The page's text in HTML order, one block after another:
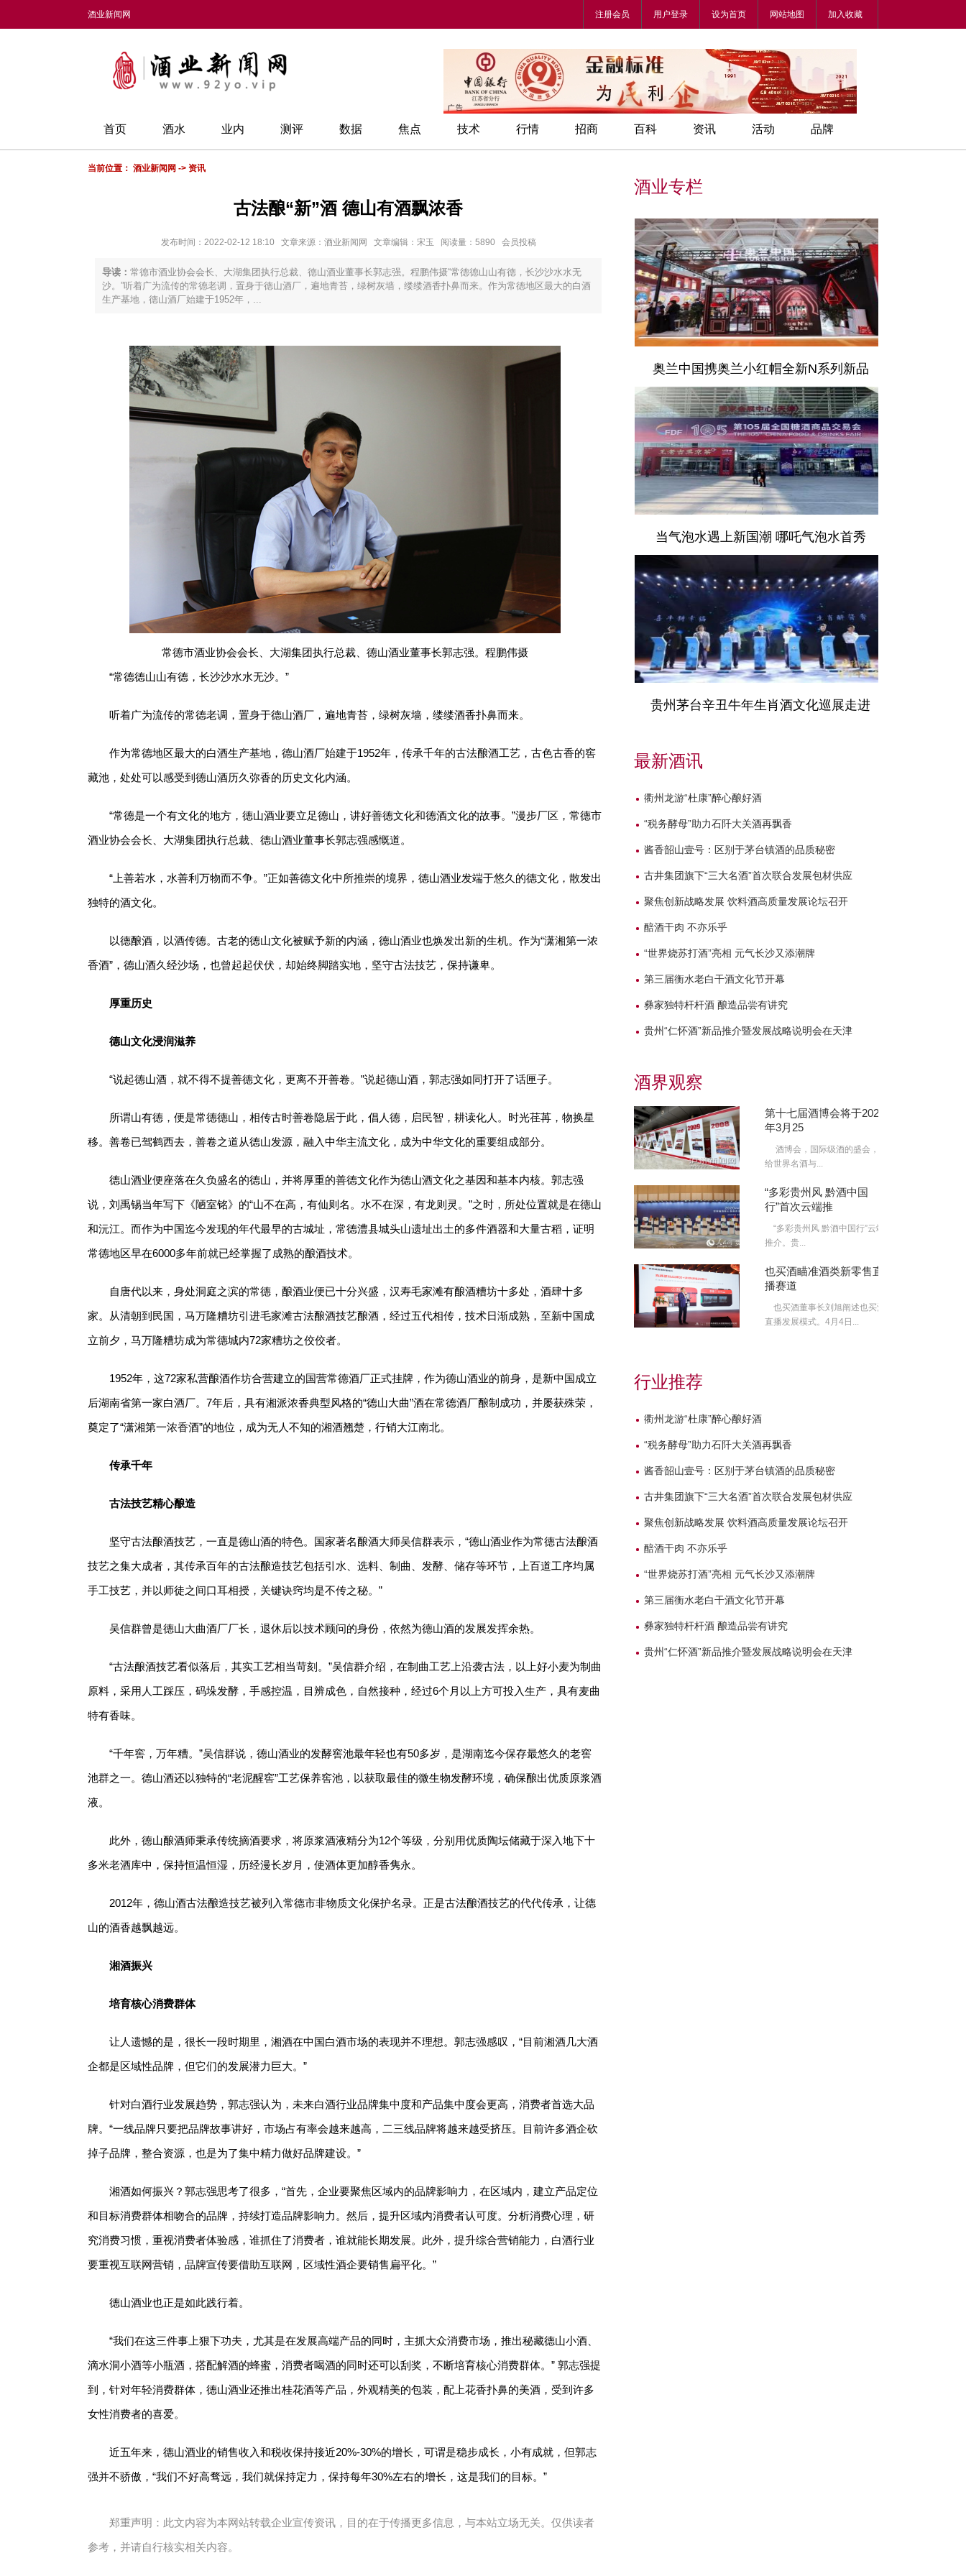
酒业新闻网 注册会员 用户登录 设为首页 网站地图 加入收藏
首页 酒水 业内 测评 数据 焦点 技术 行情 招商 百科 资讯 活动 品牌
当前位置： 酒业新闻网 -> 资讯
古法酿“新”酒 德山有酒飘浓香
发布时间：2022-02-12 18:10 文章来源：酒业新闻网 文章编辑：宋玉 阅读量：5890 会员投稿
导读： 常德市酒业协会会长、大湖集团执行总裁、德山酒业董事长郭志强。程鹏伟摄“常德德山山有德，长沙沙水水无
沙。”听着广为流传的常德老调，置身于德山酒厂，遍地青苔，绿树灰墙，缕缕酒香扑鼻而来。作为常德地区最大的白酒
生产基地，德山酒厂始建于1952年，...
常德市酒业协会会长、大湖集团执行总裁、德山酒业董事长郭志强。程鹏伟摄
“常德德山山有德，长沙沙水水无沙。”
听着广为流传的常德老调，置身于德山酒厂，遍地青苔，绿树灰墙，缕缕酒香扑鼻而来。
作为常德地区最大的白酒生产基地，德山酒厂始建于1952年，传承千年的古法酿酒工艺，古色古香的窖
藏池，处处可以感受到德山酒历久弥香的历史文化内涵。
“常德是一个有文化的地方，德山酒业要立足德山，讲好善德文化和德酒文化的故事。”漫步厂区，常德市
酒业协会会长、大湖集团执行总裁、德山酒业董事长郭志强感慨道。
“上善若水，水善利万物而不争。”正如善德文化中所推崇的境界，德山酒业发端于悠久的德文化，散发出
独特的酒文化。
以德酿酒，以酒传德。古老的德山文化被赋予新的内涵，德山酒业也焕发出新的生机。作为“潇湘第一浓
香酒”，德山酒久经沙场，也曾起起伏伏，却始终脚踏实地，坚守古法技艺，保持谦卑。
厚重历史
德山文化浸润滋养
“说起德山酒，就不得不提善德文化，更离不开善卷。”说起德山酒，郭志强如同打开了话匣子。
所谓山有德，便是常德德山，相传古时善卷隐居于此，倡人德，启民智，耕读化人。时光荏苒，物换星
移。善卷已驾鹤西去，善卷之道从德山发源，融入中华主流文化，成为中华文化的重要组成部分。
德山酒业便座落在久负盛名的德山，并将厚重的善德文化作为德山酒文化之基因和基本内核。郭志强
说，刘禹锡当年写下《陋室铭》的“山不在高，有仙则名。水不在深，有龙则灵。”之时，所处位置就是在德山
和沅江。而作为中国迄今发现的年代最早的古城址，常德澧县城头山遗址出土的多件酒器和大量古稻，证明
常德地区早在6000多年前就已经掌握了成熟的酿酒技术。
自唐代以来，身处洞庭之滨的常德，酿酒业便已十分兴盛，汉寿毛家滩有酿酒糟坊十多处，酒肆十多
家。从清朝到民国，马万隆糟坊引进毛家滩古法酿酒技艺酿酒，经过五代相传，技术日渐成熟，至新中国成
立前夕，马万隆糟坊成为常德城内72家糟坊之佼佼者。
1952年，这72家私营酿酒作坊合营建立的国营常德酒厂正式挂牌，作为德山酒业的前身，是新中国成立
后湖南省第一家白酒厂。7年后，具有湘派浓香典型风格的“德山大曲”酒在常德酒厂酿制成功，并屡获殊荣，
奠定了“潇湘第一浓香酒”的地位，成为无人不知的湘酒翘楚，行销大江南北。
传承千年
古法技艺精心酿造
坚守古法酿酒技艺，一直是德山酒的特色。国家著名酿酒大师吴信群表示，“德山酒业作为常德古法酿酒
技艺之集大成者，其传承百年的古法酿造技艺包括引水、选料、制曲、发酵、储存等环节，上百道工序均属
手工技艺，并以师徒之间口耳相授，关键诀窍均是不传之秘。”
吴信群曾是德山大曲酒厂厂长，退休后以技术顾问的身份，依然为德山酒的发展发挥余热。
“古法酿酒技艺看似落后，其实工艺相当苛刻。”吴信群介绍，在制曲工艺上沿袭古法，以上好小麦为制曲
原料，采用人工踩压，码垛发酵，手感控温，目辨成色，自然接种，经过6个月以上方可投入生产，具有麦曲
特有香味。
“千年窖，万年糟。”吴信群说，德山酒业的发酵窖池最年轻也有50多岁，是湖南迄今保存最悠久的老窖
池群之一。德山酒还以独特的“老泥醒窖”工艺保养窖池，以获取最佳的微生物发酵环境，确保酿出优质原浆酒
液。
此外，德山酿酒师秉承传统摘酒要求，将原浆酒液精分为12个等级，分别用优质陶坛储藏于深入地下十
多米老酒库中，保持恒温恒湿，历经漫长岁月，使酒体更加醇香隽永。
2012年，德山酒古法酿造技艺被列入常德市非物质文化保护名录。正是古法酿酒技艺的代代传承，让德
山的酒香越飘越远。
湘酒振兴
培育核心消费群体
让人遗憾的是，很长一段时期里，湘酒在中国白酒市场的表现并不理想。郭志强感叹，“目前湘酒几大酒
企都是区域性品牌，但它们的发展潜力巨大。”
针对白酒行业发展趋势，郭志强认为，未来白酒行业品牌集中度和产品集中度会更高，消费者首选大品
牌。“一线品牌只要把品牌故事讲好，市场占有率会越来越高，二三线品牌将越来越受挤压。目前许多酒企砍
掉子品牌，整合资源，也是为了集中精力做好品牌建设。”
湘酒如何振兴？郭志强思考了很多，“首先，企业要聚焦区域内的品牌影响力，在区域内，建立产品定位
和目标消费群体相吻合的品牌，持续打造品牌影响力。然后，提升区域内消费者认可度。分析消费心理，研
究消费习惯，重视消费者体验感，谁抓住了消费者，谁就能长期发展。此外，提升综合营销能力，白酒行业
要重视互联网营销，品牌宣传要借助互联网，区域性酒企要销售扁平化。”
德山酒业也正是如此践行着。
“我们在这三件事上狠下功夫，尤其是在发展高端产品的同时，主抓大众消费市场，推出秘藏德山小酒、
滴水洞小酒等小瓶酒，搭配解酒的蜂蜜，消费者喝酒的同时还可以刮奖，不断培育核心消费群体。” 郭志强提
到，针对年轻消费群体，德山酒业还推出桂花酒等产品，外观精美的包装，配上花香扑鼻的美酒，受到许多
女性消费者的喜爱。
近五年来，德山酒业的销售收入和税收保持接近20%-30%的增长，可谓是稳步成长，小有成就，但郭志
强并不骄傲，“我们不好高骛远，我们就保持定力，保持每年30%左右的增长，这是我们的目标。”
郑重声明：此文内容为本网站转载企业宣传资讯，目的在于传播更多信息，与本站立场无关。仅供读者
参考，并请自行核实相关内容。
酒业专栏
奥兰中国携奥兰小红帽全新N系列新品
当气泡水遇上新国潮 哪吒气泡水首秀
贵州茅台辛丑牛年生肖酒文化巡展走进
最新酒讯
衢州龙游“杜康”醉心酿好酒
“税务酵母”助力石阡大关酒再飘香
酱香韶山壹号：区别于茅台镇酒的品质秘密
古井集团旗下“三大名酒”首次联合发展包材供应
聚焦创新战略发展 饮料酒高质量发展论坛召开
醅酒干肉 不亦乐乎
“世界烧苏打酒”亮相 元气长沙又添潮牌
第三届衡水老白干酒文化节开幕
彝家独特杆杆酒 酿造品尝有讲究
贵州“仁怀酒”新品推介暨发展战略说明会在天津
酒界观察
第十七届酒博会将于2022
年3月25
酒博会，国际级酒的盛会，
给世界名酒与...
“多彩贵州风 黔酒中国
行”首次云端推
“多彩贵州风 黔酒中国行”云端
推介。贵...
也买酒瞄准酒类新零售直
播赛道
也买酒董事长刘旭阐述也买酒
直播发展模式。4月4日...
行业推荐
衢州龙游“杜康”醉心酿好酒
“税务酵母”助力石阡大关酒再飘香
酱香韶山壹号：区别于茅台镇酒的品质秘密
古井集团旗下“三大名酒”首次联合发展包材供应
聚焦创新战略发展 饮料酒高质量发展论坛召开
醅酒干肉 不亦乐乎
“世界烧苏打酒”亮相 元气长沙又添潮牌
第三届衡水老白干酒文化节开幕
彝家独特杆杆酒 酿造品尝有讲究
贵州“仁怀酒”新品推介暨发展战略说明会在天津